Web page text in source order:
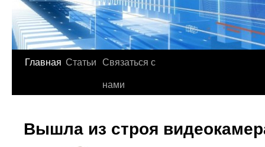
Главная Статьи Связаться с
нами
Вышла из строя